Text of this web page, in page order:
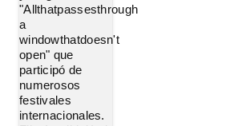
"Allthatpassesthrough
a
windowthatdoesn't
open" que
participó de
numerosos
festivales
internacionales.